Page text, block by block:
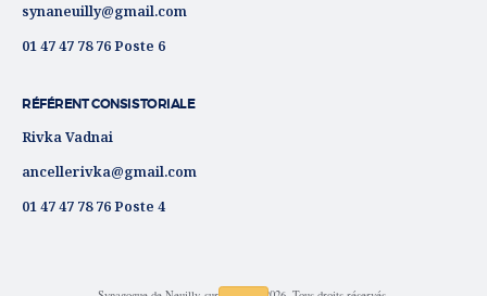
synaneuilly@gmail.com
01 47 47 78 76 Poste 6
RÉFÉRENT CONSISTORIALE
Rivka Vadnai
ancellerivka@gmail.com
01 47 47 78 76 Poste 4